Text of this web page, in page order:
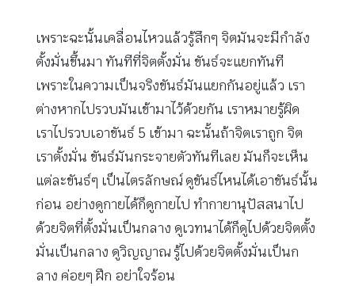
เพราะฉะนั้นเคลื่อนไหวแล้วรู้สึกๆ จิตมันจะมีกำลัง
ตั้งมั่นขึ้นมา ทันทีที่จิตตั้งมั่น ขันธ์จะแยกทันที
เพราะในความเป็นจริงขันธ์มันแยกกันอยู่แล้ว เรา
ต่างหากไปรวบมันเข้ามาไว้ด้วยกัน เราหมายรู้ผิด
เราไปรวบเอาขันธ์ 5 เข้ามา ฉะนั้นถ้าจิตเราถูก จิต
เราตั้งมั่น ขันธ์มันกระจายตัวทันทีเลย มันก็จะเห็น
แต่ละขันธ์ๆ เป็นไตรลักษณ์ ดูขันธ์ไหนได้เอาขันธ์นั้น
ก่อน อย่างดูกายได้ก็ดูกายไป ทำกายานุปัสสนาไป
ด้วยจิตที่ตั้งมั่นเป็นกลาง ดูเวทนาได้ก็ดูไปด้วยจิตตั้ง
มั่นเป็นกลาง ดูวิญญาณ รู้ไปด้วยจิตตั้งมั่นเป็นก
ลาง ค่อยๆ ฝึก อย่าใจร้อน